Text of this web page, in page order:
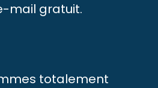
mail gratuit.
totalement